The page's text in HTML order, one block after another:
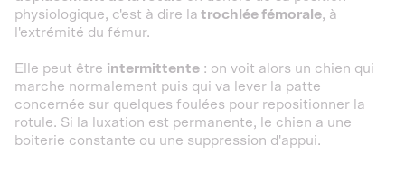
physiologique, c'est à dire la trochlée fémorale, à
l'extrémité du fémur.
Elle peut être intermittente : on voit alors un chien qui
marche normalement puis qui va lever la patte
concernée sur quelques foulées pour repositionner la
rotule. Si la luxation est permanente, le chien a une
boiterie constante ou une suppression d'appui.